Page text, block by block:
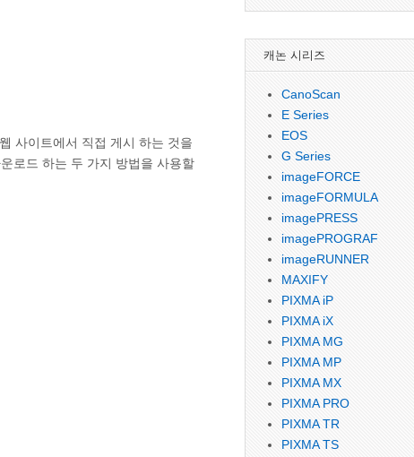
사이트에서 직접 게시 하는 것을
로드 하는 두 가지 방법을 사용할
캐논 시리즈
CanoScan
E Series
EOS
G Series
imageFORCE
imageFORMULA
imagePRESS
imagePROGRAF
imageRUNNER
MAXIFY
PIXMA iP
PIXMA iX
PIXMA MG
PIXMA MP
PIXMA MX
PIXMA PRO
PIXMA TR
PIXMA TS